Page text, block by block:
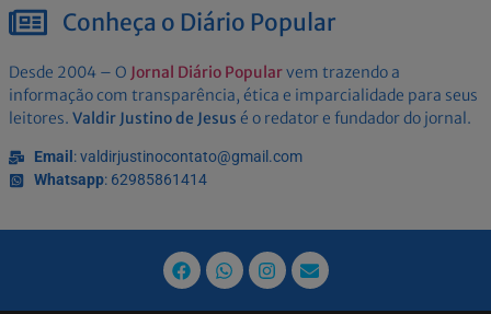
Conheça o Diário Popular
Desde 2004 – O Jornal Diário Popularvem trazendo a
informação com transparência, ética e imparcialidade para seus
leitores. Valdir Justino de Jesus é o redator e fundador do jornal.
Email : valdirjustinocontato@gmail.com
Whatsapp: 62985861414